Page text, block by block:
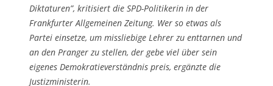
Diktaturen”, kritisiert die SPD-Politikerin in der
Frankfurter Allgemeinen Zeitung. Wer so etwas als
Partei einsetze, um missliebige Lehrer zu enttarnen und
an den Pranger zu stellen, der gebe viel über sein
eigenes Demokratieverständnis preis, ergänzte die
Justizministerin.